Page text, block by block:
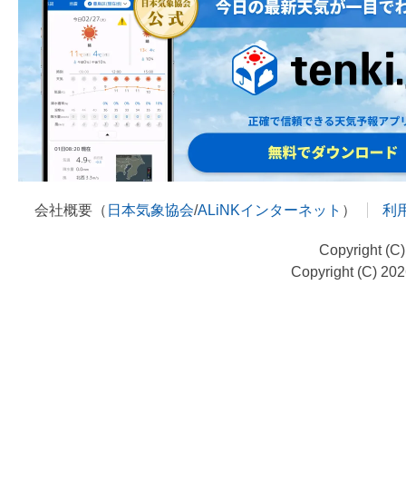
会社概要（ 日本気象協会/ALiNKインターネット ） 利
Copyright
Copyright (C)